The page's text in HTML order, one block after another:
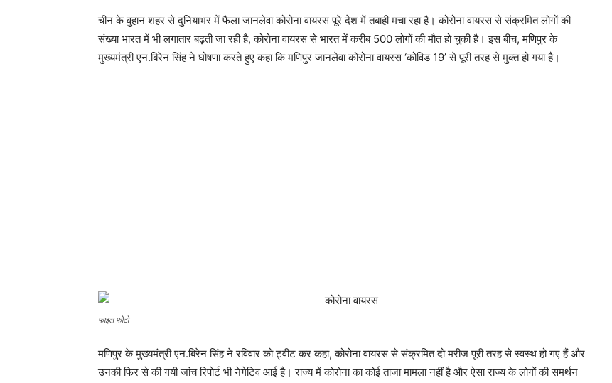
चीन के वुहान शहर से दुनियाभर में फैला जानलेवा कोरोना वायरस पूरे देश में तबाही मचा रहा है। कोरोना वायरस से संक्रमित लोगों की
संख्या भारत में भी लगातार बढ़ती जा रही है, कोरोना वायरस से भारत में करीब 500 लोगों की मौत हो चुकी है। इस बीच, मणिपुर के
मुख्यमंत्री एन.बिरेन सिंह ने घोषणा करते हुए कहा कि मणिपुर जानलेवा कोरोना वायरस ‘कोविड 19’ से पूरी तरह से मुक्त हो गया है।
फाइल फोटो
मणिपुर के मुख्यमंत्री एन.बिरेन सिंह ने रविवार को ट्वीट कर कहा, कोरोना वायरस से संक्रमित दो मरीज पूरी तरह से स्वस्थ हो गए हैं और
उनकी फिर से की गयी जांच रिपोर्ट भी नेगेटिव आई है। राज्य में कोरोना का कोई ताजा मामला नहीं है और ऐसा राज्य के लोगों की समर्थन